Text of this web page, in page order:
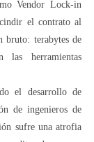
Vendor Lock-in
el contrato al
bruto: terabytes de
las herramientas
el desarrollo de
de ingenieros de
sufre una atrofia